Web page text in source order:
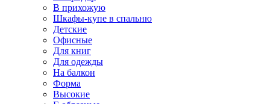
В прихожую
Шкафы-купе в спальню
Детские
Офисные
Для книг
Для одежды
На балкон
Форма
Высокие